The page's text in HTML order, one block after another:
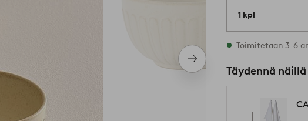
Seuraava
tuote
1 kpl
Varastossa
Toimitetaan 3-6
Täydennä näillä